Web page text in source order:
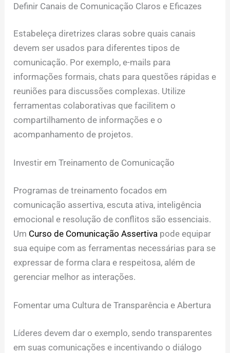
Definir Canais de Comunicação Claros e Eficazes
Estabeleça diretrizes claras sobre quais canais
devem ser usados para diferentes tipos de
comunicação. Por exemplo, e-mails para
informações formais, chats para questões rápidas e
reuniões para discussões complexas. Utilize
ferramentas colaborativas que facilitem o
compartilhamento de informações e o
acompanhamento de projetos.
Investir em Treinamento de Comunicação
Programas de treinamento focados em
comunicação assertiva, escuta ativa, inteligência
emocional e resolução de conflitos são essenciais.
Um Curso de Comunicação Assertiva pode equipar
sua equipe com as ferramentas necessárias para se
expressar de forma clara e respeitosa, além de
gerenciar melhor as interações.
Fomentar uma Cultura de Transparência e Abertura
Líderes devem dar o exemplo, sendo transparentes
em suas comunicações e incentivando o diálogo